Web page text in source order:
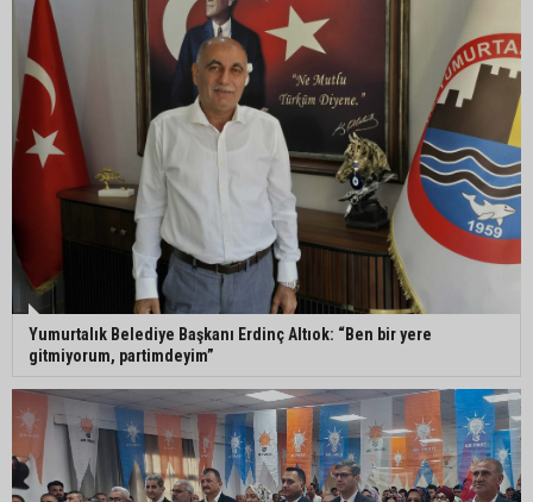
İngiltere’nin çöpü Adana’ya geldi, mikroplastik
tartışması büyüdü
ATÜ’de "Sunar Gastronomi ve Mutfak Sanatları
Akademisi" kuruluyor
Yumurtalık Belediye Başkanı Erdinç Altıok: “Ben bir yere
gitmiyorum, partimdeyim”